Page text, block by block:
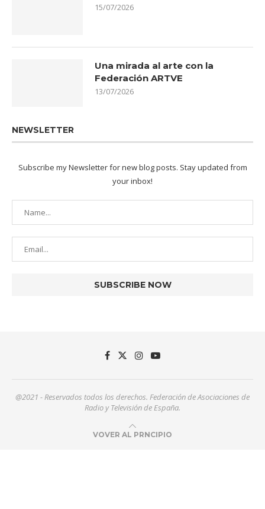
15/07/2026
Una mirada al arte con la
Federación ARTVE
13/07/2026
NEWSLETTER
Subscribe my Newsletter for new blog posts. Stay updated from
your inbox!
@2021 - Reservados todos los derechos. Federación de Asociaciones de
Radio y Televisión de España.
VOVER AL PRNCIPIO